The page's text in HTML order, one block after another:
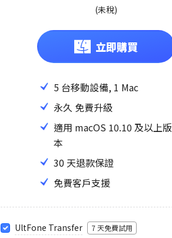
(未稅)
立即購買
5 台移動設備, 1 Mac
永久 免費升級
適用 macOS 10.10 及以上版
本
30 天退款保證
免費客戶支援
UltFone Transfer
7 天免費試用